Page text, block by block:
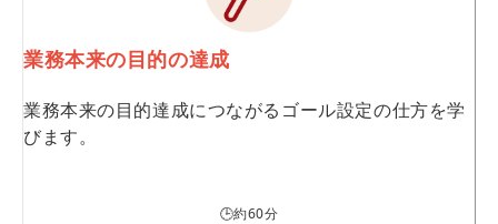
業務本来の目的の達成
業務本来の目的達成につながるゴール設定の仕方を学
びます。
🕒約60分